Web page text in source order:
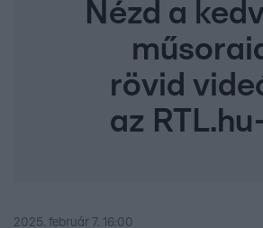
Nézd a
rövid
az
2025. február 7. 16:00